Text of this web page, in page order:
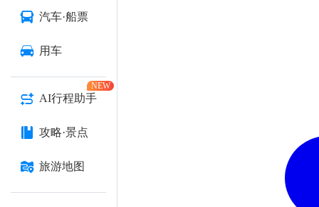
汽车·船票
用车
AI行程助手
NEW
攻略·景点
旅游地图